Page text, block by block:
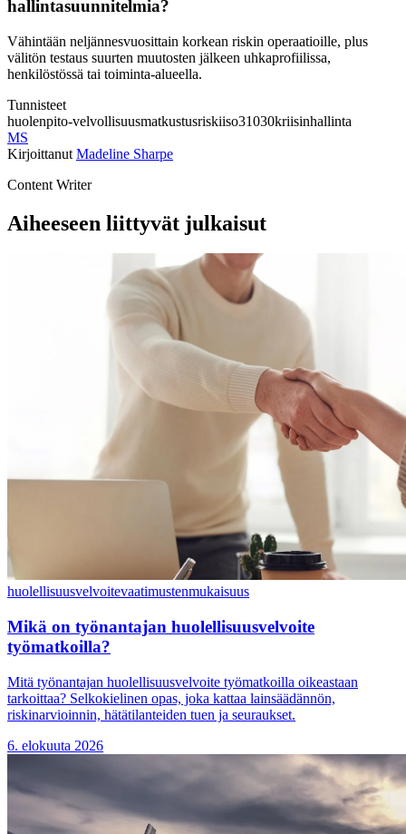
hallintasuunnitelmia?
Vähintään neljännesvuosittain korkean riskin operaatioille, plus
välitön testaus suurten muutosten jälkeen uhkaprofiilissa,
henkilöstössä tai toiminta-alueella.
Tunnisteet
huolenpito-velvollisuusmatkustusriskiiso31030kriisinhallinta
MS
Kirjoittanut Madeline Sharpe
Content Writer
Aiheeseen liittyvät julkaisut
huolellisuusvelvoitevaatimustenmukaisuus
Mikä on työnantajan huolellisuusvelvoite
työmatkoilla?
Mitä työnantajan huolellisuusvelvoite työmatkoilla oikeastaan
tarkoittaa? Selkokielinen opas, joka kattaa lainsäädännön,
riskinarvioinnin, hätätilanteiden tuen ja seuraukset.
6. elokuuta 2026